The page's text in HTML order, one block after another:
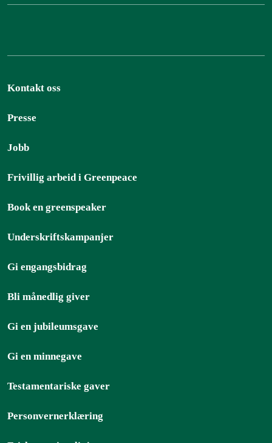
Kontakt oss
Presse
Jobb
Frivillig arbeid i Greenpeace
Book en greenspeaker
Underskriftskampanjer
Gi engangsbidrag
Bli månedlig giver
Gi en jubileumsgave
Gi en minnegave
Testamentariske gaver
Personvernerklæring